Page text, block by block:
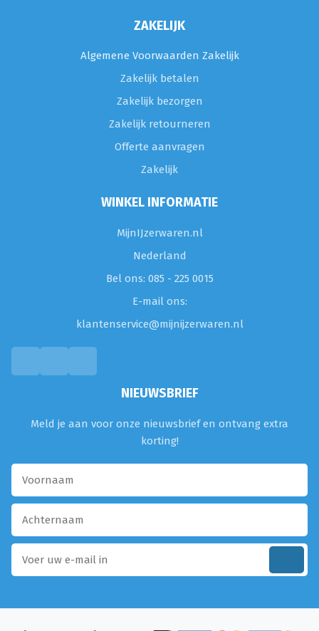
ZAKELIJK
Algemene Voorwaarden Zakelijk
Zakelijk betalen
Zakelijk bezorgen
Zakelijk retourneren
Offerte aanvragen
Zakelijk
WINKEL INFORMATIE
MijnIJzerwaren.nl
Nederland
Bel ons: 085 - 225 0015
E-mail ons:
klantenservice@mijnijzerwaren.nl
NIEUWSBRIEF
Meld je aan voor onze nieuwsbrief en ontvang extra
korting!